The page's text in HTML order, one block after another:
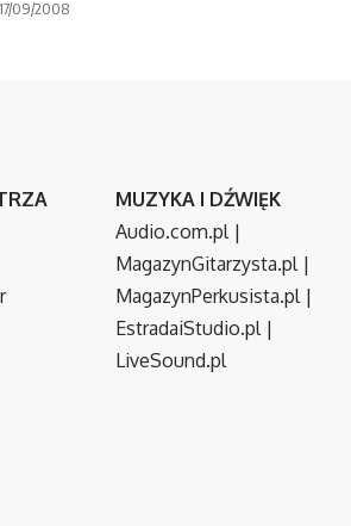
17/09/2008
MUZYKA I DŹWIĘK
Audio.com.pl|
MagazynGitarzysta.pl|
MagazynPerkusista.pl|
EstradaiStudio.pl|
LiveSound.pl